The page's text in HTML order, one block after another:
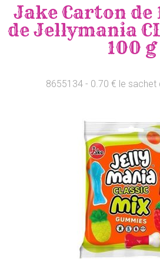
Jake Carton de
de Jellymania
100 g
8655134 - 0.70 € le sachet